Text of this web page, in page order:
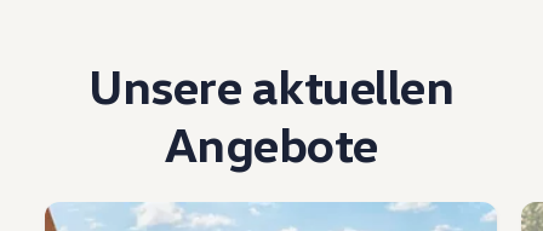
Unsere aktuellen
Angebote